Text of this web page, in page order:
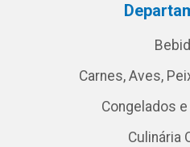
Carnes, Aves,
Congelados
Culinária